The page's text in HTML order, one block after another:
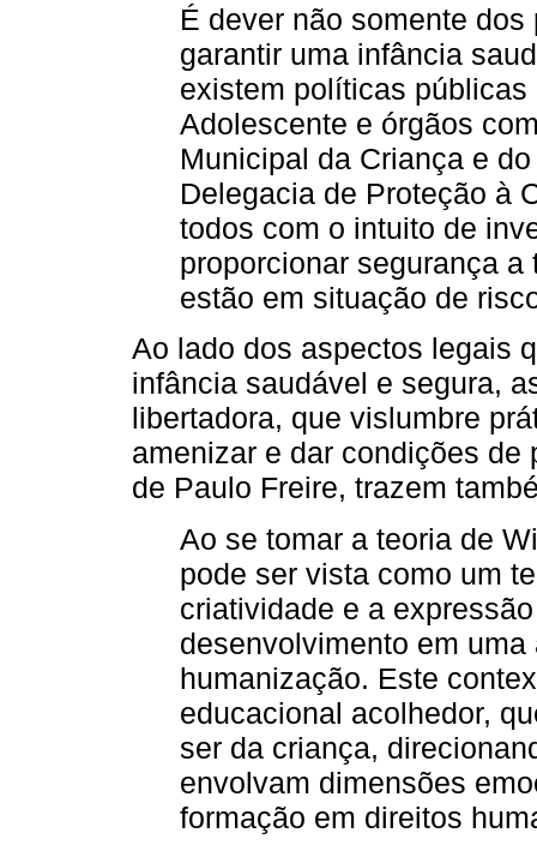
É dever não somente
garantir uma infância
existem políticas
Adolescente e órgãos
Municipal da Criança e
Delegacia de Proteção à
todos com o intuito de
proporcionar segurança
estão em situação de
Ao lado dos aspectos legais
infância saudável e segura,
libertadora, que vislumbre
amenizar e dar condições
de Paulo Freire, trazem
Ao se tomar a teoria de
pode ser vista como um
criatividade e a
desenvolvimento em
humanização. Este
educacional acolhedor,
ser da criança,
envolvam dimensões
formação em direitos